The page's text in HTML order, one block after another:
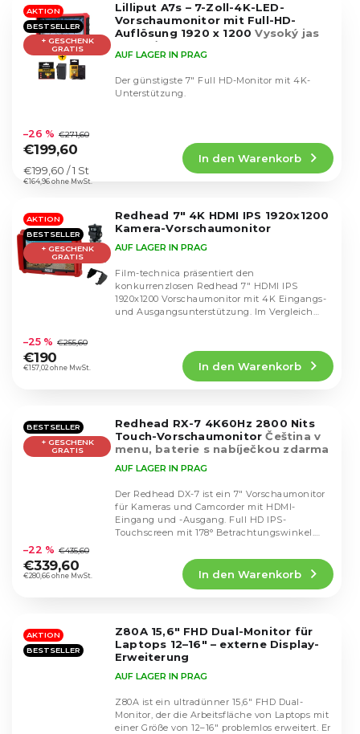
Sternen.
AKTION
BESTSELLER
+ GESCHENK
GRATIS
Lilliput A7s – 7-Zoll-4K-LED-
Vorschaumonitor mit Full-HD-
Auflösung 1920 x 1200Vysoký jas
500cd/m²
durchschnittliche
Produktbewertung
4,6
von
Sternen.
AUF LAGER IN PRAG
€164,96 ohne MwSt.
–26 % €271,60
€199,60
Verkaufspreis:
€199,60 / 1 St
In den Warenkorb
Der günstigste 7" Full HD-Monitor mit 4K-
Unterstützung.
AKTION
BESTSELLER
+ GESCHENK
GRATIS
Redhead 7" 4K HDMI IPS 1920x1200
Kamera-Vorschaumonitor
durchschnittliche
Produktbewertung
ist
Sternen.
AUF LAGER IN PRAG
€157,02 ohne MwSt.
–25 % €255,60
€190
In den Warenkorb
Film-technica präsentiert den
konkurrenzlosen Redhead 7" HDMI IPS
1920x1200 Vorschaumonitor mit 4K Eingangs-
und Ausgangsunterstützung. Im Vergleich
BESTSELLER
+ GESCHENK
GRATIS
Redhead RX-7 4K60Hz 2800 Nits
Touch-VorschaumonitorČeština v
menu, baterie s nabíječkou zdarma
durchschnittliche
Produktbewertung
ist
Sternen.
AUF LAGER IN PRAG
€280,66 ohne MwSt.
–22 % €435,60
€339,60
In den Warenkorb
Der Redhead DX-7 ist ein 7" Vorschaumonitor
für Kameras und Camcorder mit HDMI-
Eingang und -Ausgang. Full HD IPS-
Touchscreen mit 178° Betrachtungswinkel.
AKTION
BESTSELLER
Z80A 15,6" FHD Dual-Monitor für
Laptops 12–16" – externe Display-
Erweiterung
AUF LAGER IN PRAG
Z80A ist ein ultradünner 15,6" FHD Dual-
Monitor, der die Arbeitsfläche von Laptops mit
einer Größe von 12–16" problemlos erweitert. Er